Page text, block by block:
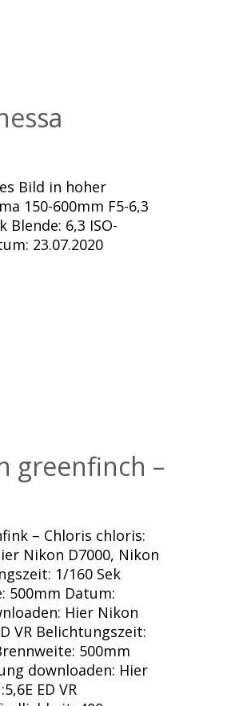
Bild in hoher
150-600mm F5-6,3
Blende: 6,3 ISO-
23.07.2020
greenfinch –
– Chloris chloris:
Nikon D7000, Nikon
1/160 Sek
500mm Datum:
Hier Nikon
VR Belichtungszeit:
500mm
downloaden: Hier
ED VR